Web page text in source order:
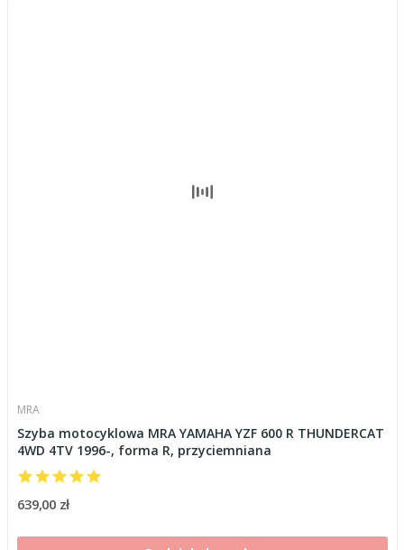
MRA
Szyba motocyklowa MRA YAMAHA YZF 600 R THUNDERCAT
4WD 4TV 1996-, forma R, przyciemniana
639,00 zł